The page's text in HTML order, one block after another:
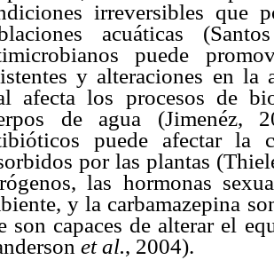
irreversibles que
acuáticas
puede
y alteraciones en
afecta los procesos de
de agua (Jimenéz,
puede afectar la
por las plantas
las hormonas
y la carbamazepina
son capaces de alterar el
et al., 2004).